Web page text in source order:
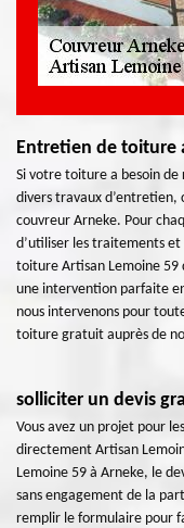
Entretien de toiture
Si votre toiture a besoin
divers travaux d’entretien,
couvreur Arneke. Pour
d’utiliser les traitements
toiture Artisan Lemoine 59
une intervention parfaite
nous intervenons pour
toiture gratuit auprès de
solliciter un devis
Vous avez un projet pour
directement Artisan
Lemoine 59 à Arneke, le
sans engagement de la
remplir le formulaire pour